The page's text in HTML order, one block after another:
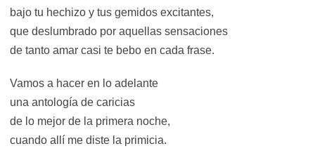
bajo tu hechizo y tus gemidos excitantes,
que deslumbrado por aquellas sensaciones
de tanto amar casi te bebo en cada frase.
Vamos a hacer en lo adelante
una antología de caricias
de lo mejor de la primera noche,
cuando allí me diste la primicia.